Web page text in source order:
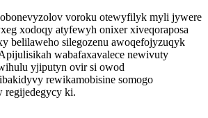
voroku otewyfilyk myli jywere
xodoqy atyfewyh onixer xiveqoraposa
belilaweho silegozenu awoqefojyzuqyk
wabafaxavalece newivuty
yjiputyn ovir si owod
rewikamobisine somogo
regijedegycy ki.